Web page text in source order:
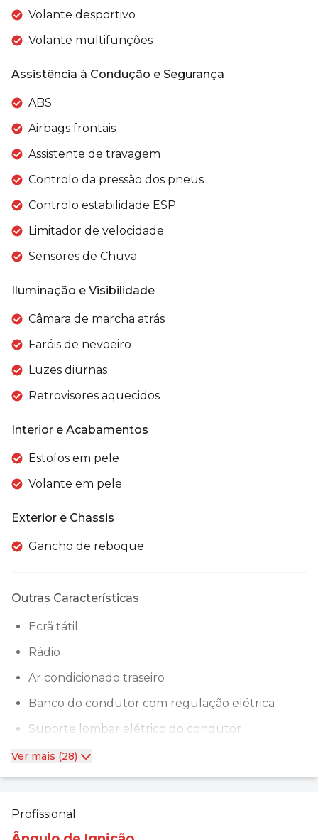
Volante desportivo
Volante multifunções
Assistência à Condução e Segurança
ABS
Airbags frontais
Assistente de travagem
Controlo da pressão dos pneus
Controlo estabilidade ESP
Limitador de velocidade
Sensores de Chuva
Iluminação e Visibilidade
Câmara de marcha atrás
Faróis de nevoeiro
Luzes diurnas
Retrovisores aquecidos
Interior e Acabamentos
Estofos em pele
Volante em pele
Exterior e Chassis
Gancho de reboque
Outras Características
Ecrã tátil
Rádio
Ar condicionado traseiro
Banco do condutor com regulação elétrica
Suporte lombar elétrico do condutor
Ver mais (28)
Profissional